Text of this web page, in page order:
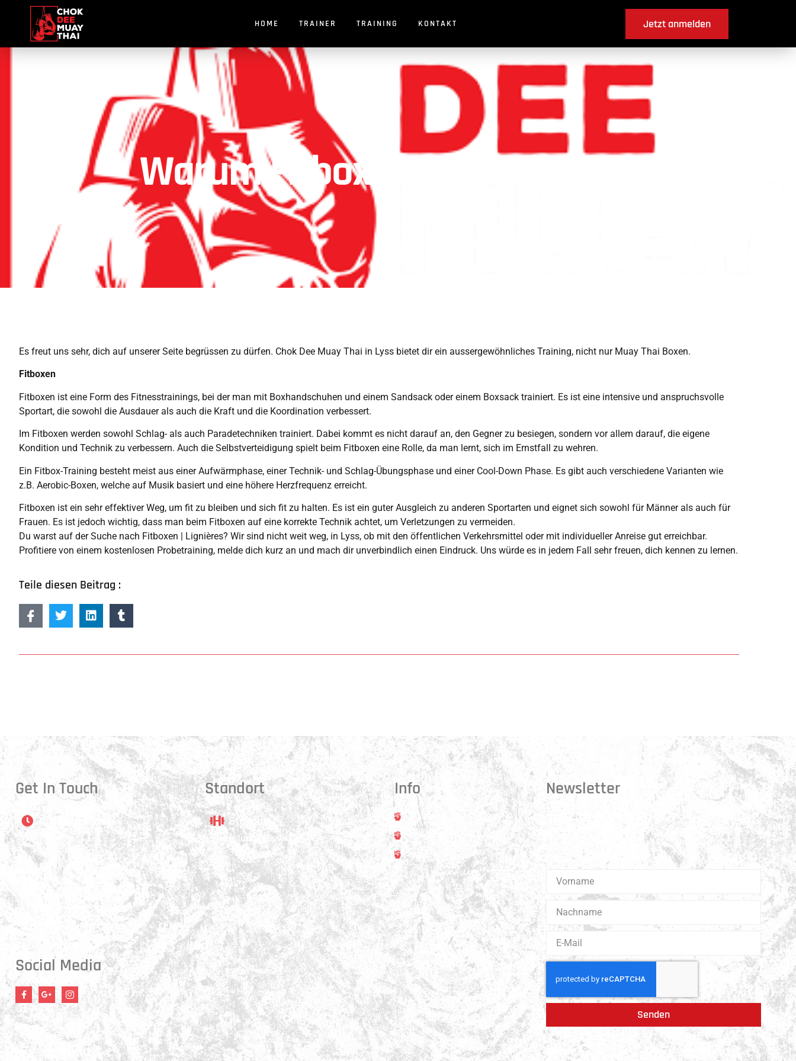
HOME TRAINER TRAINING KONTAKT Jetzt anmelden
Warum Fitboxen in Lignières ?
Es freut uns sehr, dich auf unserer Seite begrüssen zu dürfen. Chok Dee Muay Thai in Lyss bietet dir ein aussergewöhnliches Training, nicht nur Muay Thai Boxen.
Fitboxen
Fitboxen ist eine Form des Fitnesstrainings, bei der man mit Boxhandschuhen und einem Sandsack oder einem Boxsack trainiert. Es ist eine intensive und anspruchsvolle
Sportart, die sowohl die Ausdauer als auch die Kraft und die Koordination verbessert.
Im Fitboxen werden sowohl Schlag- als auch Paradetechniken trainiert. Dabei kommt es nicht darauf an, den Gegner zu besiegen, sondern vor allem darauf, die eigene
Kondition und Technik zu verbessern. Auch die Selbstverteidigung spielt beim Fitboxen eine Rolle, da man lernt, sich im Ernstfall zu wehren.
Ein Fitbox-Training besteht meist aus einer Aufwärmphase, einer Technik- und Schlag-Übungsphase und einer Cool-Down Phase. Es gibt auch verschiedene Varianten wie
z.B. Aerobic-Boxen, welche auf Musik basiert und eine höhere Herzfrequenz erreicht.
Fitboxen ist ein sehr effektiver Weg, um fit zu bleiben und sich fit zu halten. Es ist ein guter Ausgleich zu anderen Sportarten und eignet sich sowohl für Männer als auch für
Frauen. Es ist jedoch wichtig, dass man beim Fitboxen auf eine korrekte Technik achtet, um Verletzungen zu vermeiden.
Du warst auf der Suche nach Fitboxen | Lignières? Wir sind nicht weit weg, in Lyss, ob mit den öffentlichen Verkehrsmittel oder mit individueller Anreise gut erreichbar.
Profitiere von einem kostenlosen Probetraining, melde dich kurz an und mach dir unverbindlich einen Eindruck. Uns würde es in jedem Fall sehr freuen, dich kennen zu lernen.
Teile diesen Beitrag :
Get In Touch
Öffnungszeiten
Montag:
17:15 - 21:00 Uhr
Mittwoch:
17:30 - 21:00 Uhr
Donnerstag:
17:15 - 18:45 Uhr
Freitag:
17:30 - 21:00 Uhr
Social Media
Standort
Standort
Hauptstrasse 31
3250 Lyss
Info
Trainer
Training
Kontakt
Newsletter
Erhalte 1x pro Quartal unsere News in dein Postfach.
Darüber hinaus teilen wir gerne Spannendes und
Lehrreiches aus der Welt des Muay Thai Boxen.
Senden